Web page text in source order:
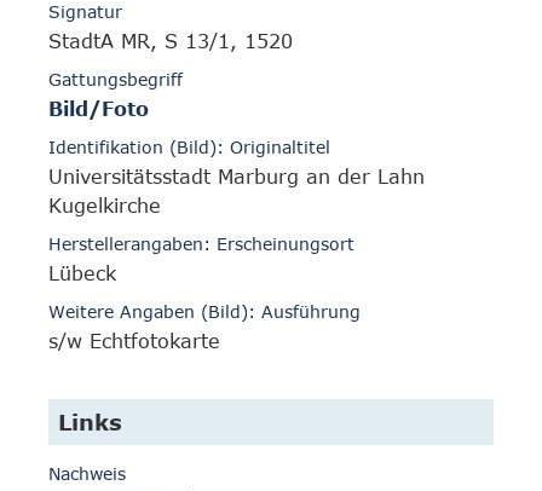
Signatur
StadtA MR, S 13/1, 1520
Gattungsbegriff
Bild/Foto
Identifikation (Bild): Originaltitel
Universitätsstadt Marburg an der Lahn
Kugelkirche
Herstellerangaben: Erscheinungsort
Lübeck
Weitere Angaben (Bild): Ausführung
s/w Echtfotokarte
Links
Nachweis